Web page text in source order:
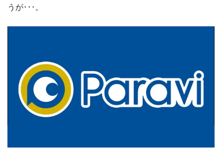
うが･･･。